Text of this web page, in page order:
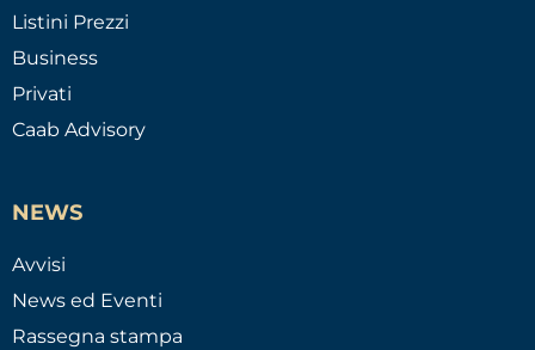
Listini Prezzi
Business
Privati
Caab Advisory
NEWS
Avvisi
News ed Eventi
Rassegna stampa